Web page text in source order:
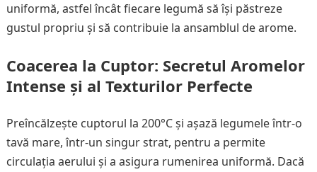
uniformă, astfel încât fiecare legumă să își păstreze
gustul propriu și să contribuie la ansamblul de arome.
Coacerea la Cuptor: Secretul Aromelor
Intense și al Texturilor Perfecte
Preîncălzește cuptorul la 200°C și așază legumele într-o
tavă mare, într-un singur strat, pentru a permite
circulația aerului și a asigura rumenirea uniformă. Dacă